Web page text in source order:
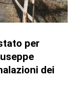
per
dei